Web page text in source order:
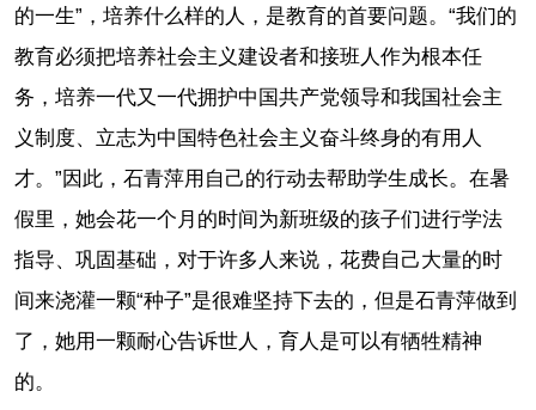
的一生”，培养什么样的人，是教育的首要问题。“我们的
教育必须把培养社会主义建设者和接班人作为根本任
务，培养一代又一代拥护中国共产党领导和我国社会主
义制度、立志为中国特色社会主义奋斗终身的有用人
才。”因此，石青萍用自己的行动去帮助学生成长。在暑
假里，她会花一个月的时间为新班级的孩子们进行学法
指导、巩固基础，对于许多人来说，花费自己大量的时
间来浇灌一颗“种子”是很难坚持下去的，但是石青萍做到
了，她用一颗耐心告诉世人，育人是可以有牺牲精神
的。